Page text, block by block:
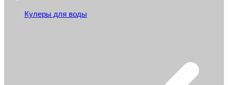
Кулеры для воды